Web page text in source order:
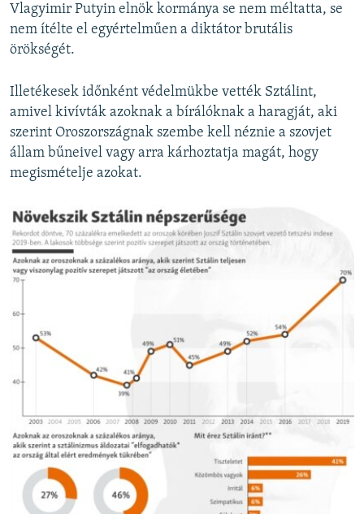
Vlagyimir Putyin elnök kormánya se nem méltatta, se
nem ítélte el egyértelműen a diktátor brutális
örökségét.
Illetékesek időnként védelmükbe vették Sztálint,
amivel kivívták azoknak a bírálóknak a haragját, aki
szerint Oroszországnak szembe kell néznie a szovjet
állam bűneivel vagy arra kárhoztatja magát, hogy
megismételje azokat.